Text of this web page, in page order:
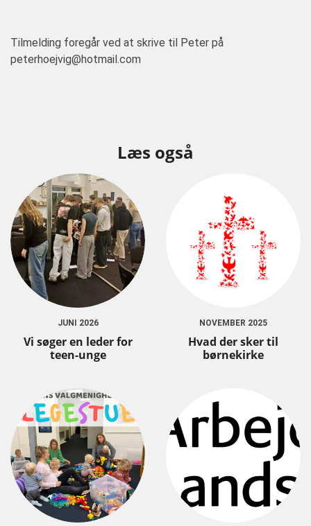
Tilmelding foregår ved at skrive til Peter på
peterhoejvig@hotmail.com
Læs også
JUNI 2026
Vi søger en leder for
teen-unge
NOVEMBER 2025
Hvad der sker til
børnekirke